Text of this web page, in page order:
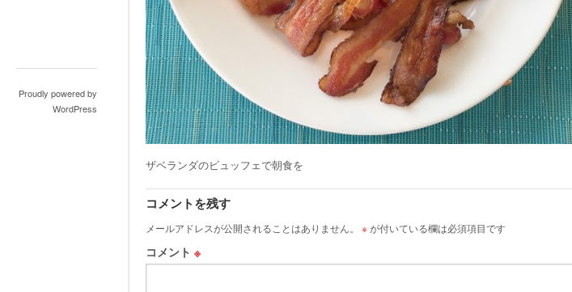
Proudly powered by
WordPress
ザベランダのビュッフェで朝食を
コメントを残す
メールアドレスが公開されることはありません。 ※が付いている欄は必須項目です
コメント ※